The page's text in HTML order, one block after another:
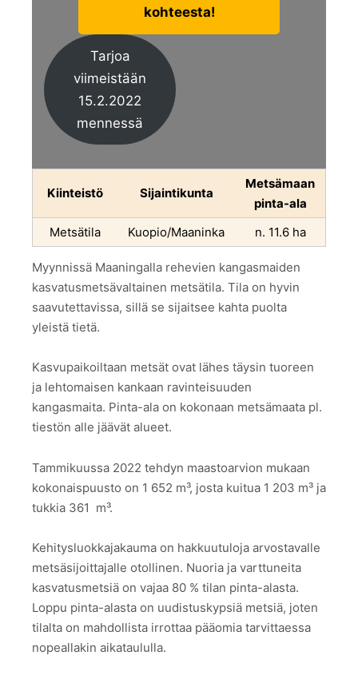
kohteesta!
Tarjoa
viimeistään
15.2.2022
mennessä
Kiinteistö Sijaintikunta
Metsämaan
pinta-ala
Metsätila
Kuopio/Maaninka n. 11.6 ha
Myynnissä Maaningalla rehevien kangasmaiden
kasvatusmetsävaltainen metsätila. Tila on hyvin
saavutettavissa, sillä se sijaitsee kahta puolta
yleistä tietä.
Kasvupaikoiltaan metsät ovat lähes täysin tuoreen
ja lehtomaisen kankaan ravinteisuuden
kangasmaita. Pinta-ala on kokonaan metsämaata pl.
tiestön alle jäävät alueet.
Tammikuussa 2022 tehdyn maastoarvion mukaan
kokonaispuusto on 1 652 m³, josta kuitua 1 203 m³ ja
tukkia 361 m³.
Kehitysluokkajakauma on hakkuutuloja arvostavalle
metsäsijoittajalle otollinen. Nuoria ja varttuneita
kasvatusmetsiä on vajaa 80 % tilan pinta-alasta.
Loppu pinta-alasta on uudistuskypsiä metsiä, joten
tilalta on mahdollista irrottaa pääomia tarvittaessa
nopeallakin aikataululla.